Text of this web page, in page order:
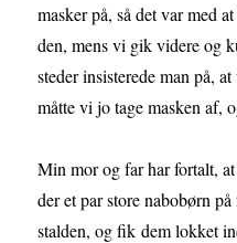
masker på, så det var med
den, mens vi gik videre og
steder insisterede man på,
måtte vi jo tage masken af,
Min mor og far har fortalt,
der et par store nabobørn
stalden, og fik dem lokket